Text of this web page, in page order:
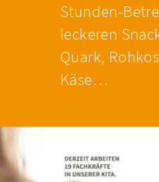
Stunden-
leckeren
Quark,
Käse…